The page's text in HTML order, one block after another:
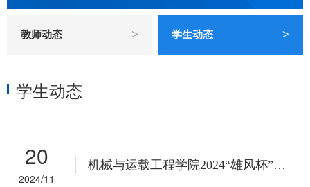
教师动态 > 学生动态 >
学生动态
20
2024/11
机械与运载工程学院2024“雄风杯”研究生篮球对抗赛小组赛圆满落幕！